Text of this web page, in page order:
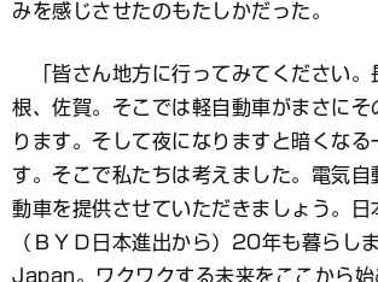
みを感じさせたのもたしかだった。
「皆さん地方に行ってみてください。
根、佐賀。そこでは軽自動車がまさにそ
ります。そして夜になりますと暗くなる
す。そこで私たちは考えました。電気自
動車を提供させていただきましょう。日
（ＢＹＤ日本進出から）20年も暮らし
Japan。ワクワクする未来をここから始